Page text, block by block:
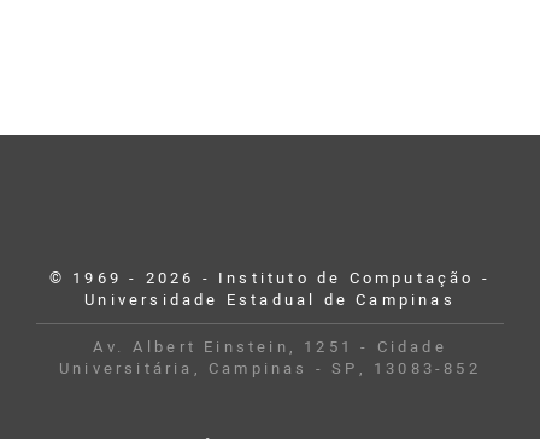
© 1969 - 2026 - Instituto de Computação -
Universidade Estadual de Campinas
Av. Albert Einstein, 1251 - Cidade
Universitária, Campinas - SP, 13083-852